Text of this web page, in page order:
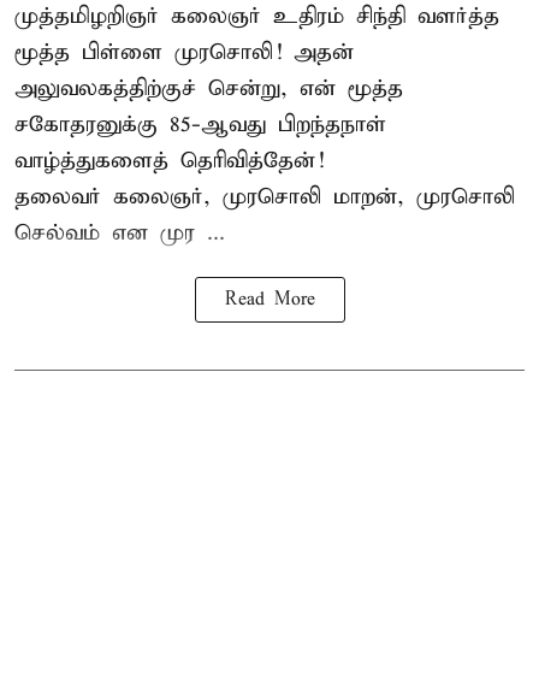
முத்தமிழறிஞர் கலைஞர் உதிரம் சிந்தி வளர்த்த
மூத்த பிள்ளை முரசொலி! அதன்
அலுவலகத்திற்குச் சென்று, என் மூத்த
சகோதரனுக்கு 85-ஆவது பிறந்தநாள்
வாழ்த்துகளைத் தெரிவித்தேன்!
தலைவர் கலைஞர், முரசொலி மாறன், முரசொலி
செல்வம் என முர ...
Read More